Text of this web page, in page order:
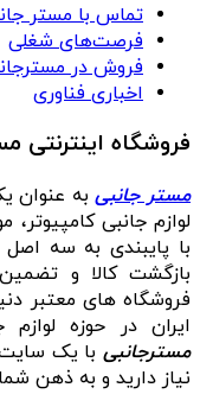
تماس با مستر
فرصت‌های شغلی
فروش در
اخباری فناوری
فروشگاه اینترنتی
مستر جانبیبه عنوان
لوازم جانبی
بازگشت کالا و
فروشگاه‌ های معتبر
ایران در حوزه
مسترجانبی با یک سایت
نیاز دارید و به ذهن